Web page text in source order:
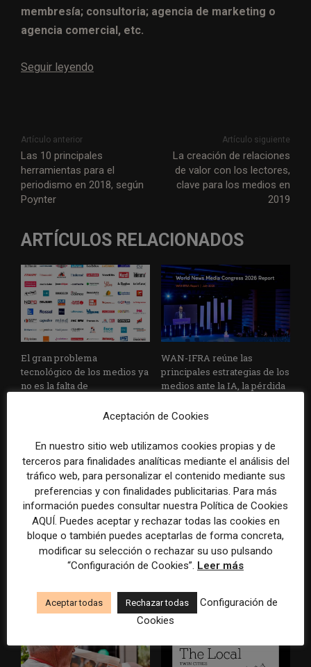
membresía; consultoria; agencia de marketing o
agencia comercial, etc.
Seguir leyendo
Artículo anterior
Las 10 principales
herramientas para el
periodismo en 2018, según
Poynter
Artículo siguiente
La creación de relaciones
de valor con los lectores,
clave para los medios en
2019
ARTÍCULOS RELACIONADOS
El gran problema
tecnológico de los medios ya
no es la falta de
WAN-IFRA reúne las
principales estrategias de los
medios ante la IA, la pérdida
consumo
Veinte ejemplos de uso de la
IA en redacciones, productos
y negocios periodísticos
La bolsa ha borrado hasta el
98% del valor de algunos
grandes grupos de prensa
Aceptación de Cookies
En nuestro sitio web utilizamos cookies propias y de
terceros para finalidades analíticas mediante el análisis del
tráfico web, para personalizar el contenido mediante sus
preferencias y con finalidades publicitarias. Para más
información puedes consultar nuestra Política de Cookies
AQUÍ. Puedes aceptar y rechazar todas las cookies en
bloque o también puedes aceptarlas de forma concreta,
modificar su selección o rechazar su uso pulsando
“Configuración de Cookies”. Leer más
Aceptar todas Rechazar todas
Configuración de
Cookies